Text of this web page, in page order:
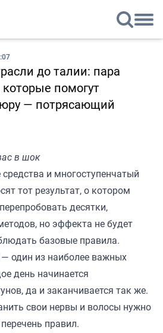
до талии: пара
помогут
— потрясающий
в шок
и многоступенчатый
тот результат, о котором
десятки,
но эффекта не будет
базовые правила.
один из наиболее важных
день начинается
да и заканчивается так же.
свои нервы и волосы нужно
правил.